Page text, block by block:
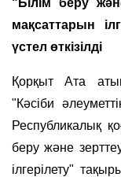
мақсаттарын
үстел өткізілді
Қорқыт Ата
"Кәсіби
Республикалық
беру және
ілгерілету"